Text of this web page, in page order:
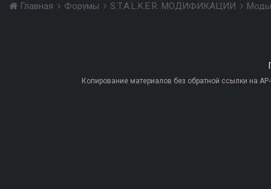
Главная Форумы S.T.A.L.K.E.R. МОДИФИКАЦИИ Моды
Копирование материалов без обратной ссылки на